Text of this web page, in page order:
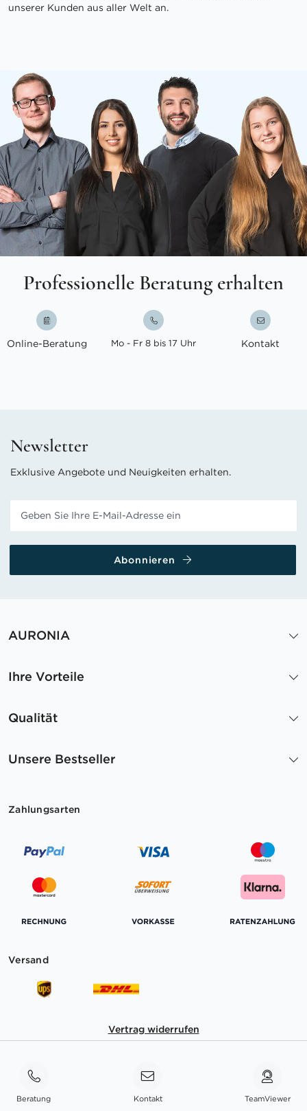
unserer Kunden aus aller Welt an.
Professionelle Beratung erhalten
Online-Beratung Mo - Fr 8 bis 17 Uhr Kontakt
Newsletter
Exklusive Angebote und Neuigkeiten erhalten.
Abonnieren
AURONIA
Ihre Vorteile
Qualität
Unsere Bestseller
Zahlungsarten
Versand
Vertrag widerrufen
Beratung Kontakt TeamViewer